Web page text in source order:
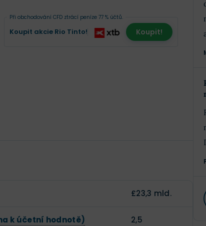
Koupit akcie Rio Tinto!
Při obchodování CFD ztrácí peníze 77 % účtů.
Koupit!
£23,3 mld.
k účetní hodnotě) 2,5